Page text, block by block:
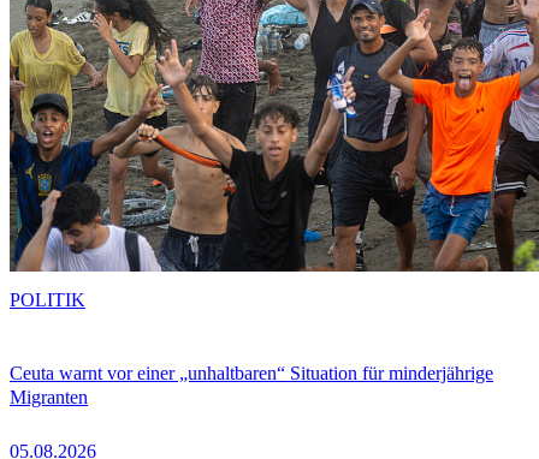
Ceuta warnt vor einer „unhaltbaren“ Situation für minderjährige
Migranten
05.08.2026
POLITIK